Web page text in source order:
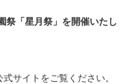
祭「星月祭」を開催いたし
サイトをご覧ください。